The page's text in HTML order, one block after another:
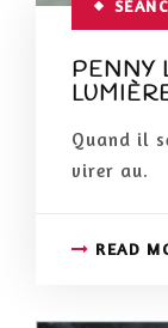
PENNY
Quand il
virer au.
READ